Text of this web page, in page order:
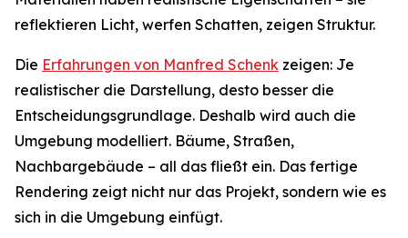
reflektieren Licht, werfen Schatten, zeigen Struktur.
Die Erfahrungen von Manfred Schenk zeigen: Je
realistischer die Darstellung, desto besser die
Entscheidungsgrundlage. Deshalb wird auch die
Umgebung modelliert. Bäume, Straßen,
Nachbargebäude – all das fließt ein. Das fertige
Rendering zeigt nicht nur das Projekt, sondern wie es
sich in die Umgebung einfügt.